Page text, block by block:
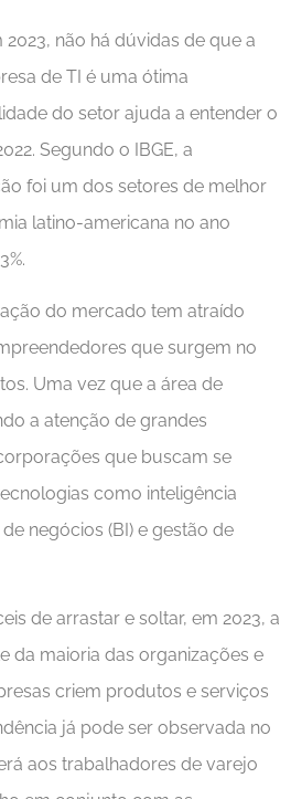
não há dúvidas de que a
de TI é uma ótima
do setor ajuda a entender o
Segundo o IBGE, a
foi um dos setores de melhor
latino-americana no ano
do mercado tem atraído
que surgem no
Uma vez que a área de
a atenção de grandes
que buscam se
como inteligência
negócios (BI) e gestão de
de arrastar e soltar, em 2023, a
da maioria das organizações e
criem produtos e serviços
já pode ser observada no
aos trabalhadores de varejo